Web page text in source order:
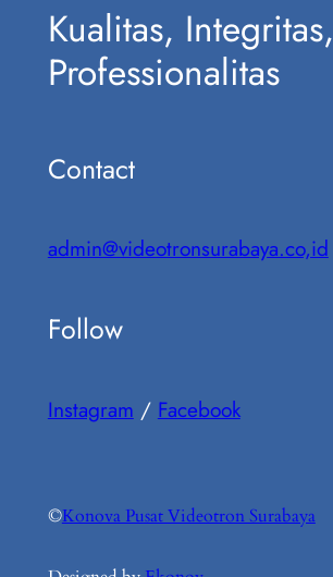
Kualitas, Integritas,
Professionalitas
Contact
admin@videotronsurabaya.co,id
Follow
Instagram / Facebook
©Konova Pusat Videotron Surabaya